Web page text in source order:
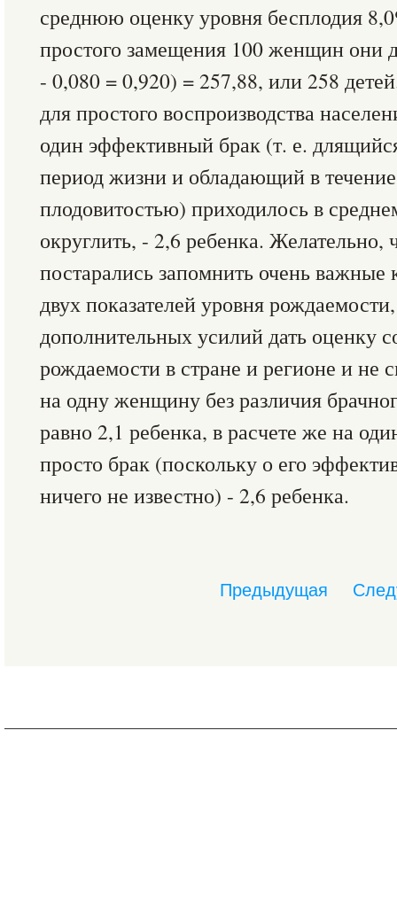
среднюю оценку уровня бесплодия
простого замещения 100 женщин они
- 0,080 = 0,920) = 257,88, или 258
для простого воспроизводства
один эффективный брак (т. е.
период жизни и обладающий в течение
плодовитостью) приходилось в
округлить, - 2,6 ребенка. Желательно,
постарались запомнить очень важные
двух показателей уровня
дополнительных усилий дать оценку
рождаемости в стране и регионе и не
на одну женщину без различия
равно 2,1 ребенка, в расчете же на
просто брак (поскольку о его
ничего не известно) - 2,6 ребенка.
Предыдущая